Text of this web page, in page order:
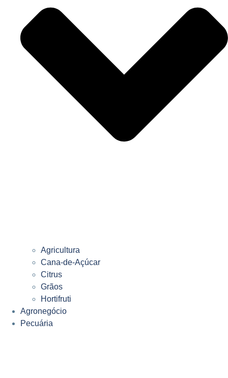
Agricultura
Cana-de-Açúcar
Citrus
Grãos
Hortifruti
Agronegócio
Pecuária